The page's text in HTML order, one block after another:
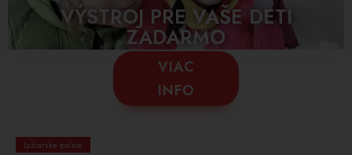
VÝSTROJ PRE VAŠE DETI
ZADARMO
VIAC
INFO
Lyžiarske palice